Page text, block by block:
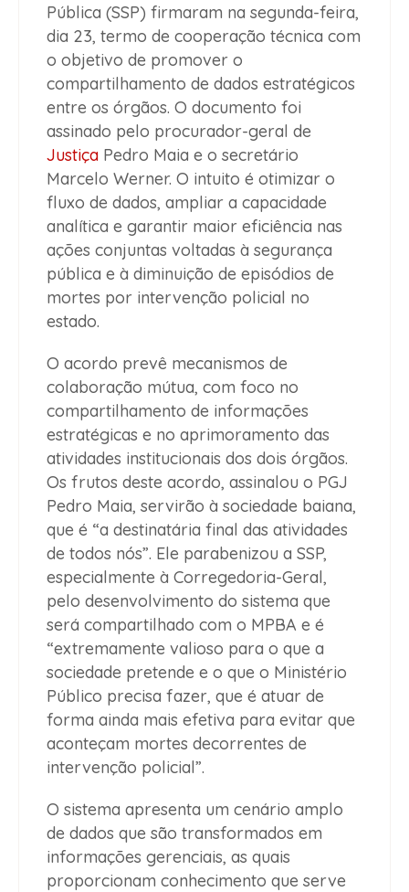
Pública (SSP) firmaram na segunda-feira,
dia 23, termo de cooperação técnica com
o objetivo de promover o
compartilhamento de dados estratégicos
entre os órgãos. O documento foi
assinado pelo procurador-geral de
Justiça Pedro Maia e o secretário
Marcelo Werner. O intuito é otimizar o
fluxo de dados, ampliar a capacidade
analítica e garantir maior eficiência nas
ações conjuntas voltadas à segurança
pública e à diminuição de episódios de
mortes por intervenção policial no
estado.
O acordo prevê mecanismos de
colaboração mútua, com foco no
compartilhamento de informações
estratégicas e no aprimoramento das
atividades institucionais dos dois órgãos.
Os frutos deste acordo, assinalou o PGJ
Pedro Maia, servirão à sociedade baiana,
que é “a destinatária final das atividades
de todos nós”. Ele parabenizou a SSP,
especialmente à Corregedoria-Geral,
pelo desenvolvimento do sistema que
será compartilhado com o MPBA e é
“extremamente valioso para o que a
sociedade pretende e o que o Ministério
Público precisa fazer, que é atuar de
forma ainda mais efetiva para evitar que
aconteçam mortes decorrentes de
intervenção policial”.
O sistema apresenta um cenário amplo
de dados que são transformados em
informações gerenciais, as quais
proporcionam conhecimento que serve